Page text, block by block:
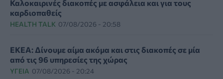
Καλοκαιρινές διακοπές με ασφάλεια και για τους
καρδιοπαθείς
HEALTH TALK 07/08/2026 - 20:58
ΕΚΕΑ: Δίνουμε αίμα ακόμα και στις διακοπές σε μία
από τις 96 υπηρεσίες της χώρας
ΥΓΕΊΑ 07/08/2026 - 20:24